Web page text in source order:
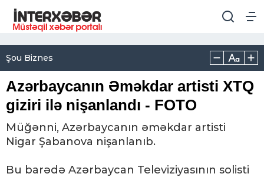
Şou Biznes
Azərbaycanın Əməkdar artisti XTQ
giziri ilə nişanlandı - FOTO
Müğənni, Azərbaycanın əməkdar artisti
Nigar Şabanova nişanlanıb.
Bu barədə Azərbaycan Televiziyasının solisti